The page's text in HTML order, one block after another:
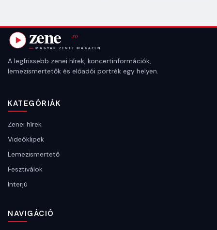
A legfrissebb zenei hírek, koncertinformációk,
lemezismertetők és előadói portrék egy helyen.
KATEGÓRIÁK
Zenei hírek
Videóklipek
Lemezismertető
Fesztiválok
Interjú
NAVIGÁCIÓ